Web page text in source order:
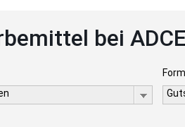
bei